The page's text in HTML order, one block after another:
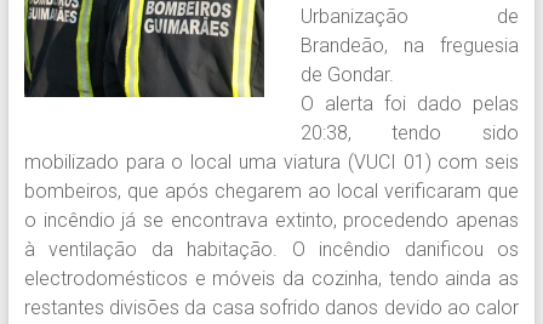
Urbanização de
Brandeão, na freguesia
de Gondar.
O alerta foi dado pelas
20:38, tendo sido
mobilizado para o local uma viatura (VUCI 01) com seis
bombeiros, que após chegarem ao local verificaram que
o incêndio já se encontrava extinto, procedendo apenas
à ventilação da habitação. O incêndio danificou os
electrodomésticos e móveis da cozinha, tendo ainda as
restantes divisões da casa sofrido danos devido ao calor